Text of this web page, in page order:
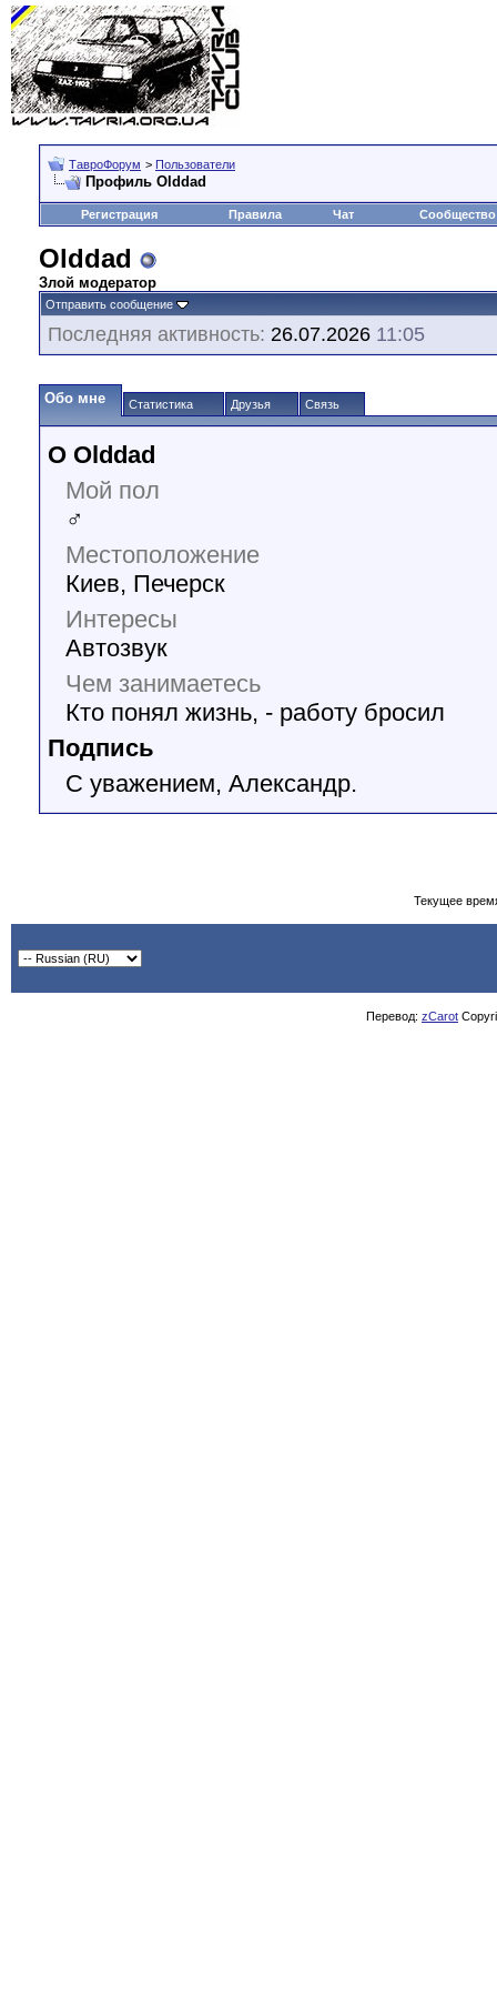
ТавроФорум > Пользователи
Профиль Olddad
Регистрация Правила Чат Сообщество
Olddad
Злой модератор
Отправить сообщение
Последняя активность: 26.07.2026 11:05
Обо мне Статистика Друзья Связь
О Olddad
Мой пол
♂
Местоположение
Киев, Печерск
Интересы
Автозвук
Чем занимаетесь
Кто понял жизнь, - работу бросил
Подпись
С уважением, Александр.
Текущее
Перевод: zCarot